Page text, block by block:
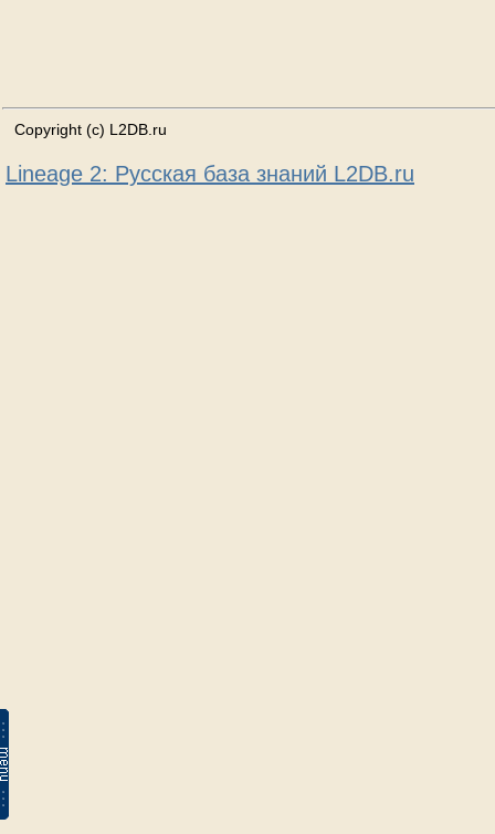
Copyright (c) L2DB.ru
Lineage 2: Русская база знаний L2DB.ru